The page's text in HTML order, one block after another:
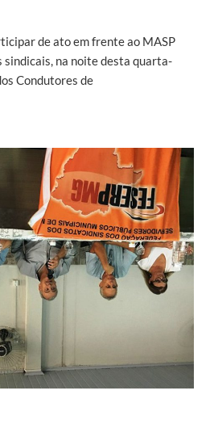
de ato em frente ao MASP
sindicais, na noite desta quarta-
Condutores de